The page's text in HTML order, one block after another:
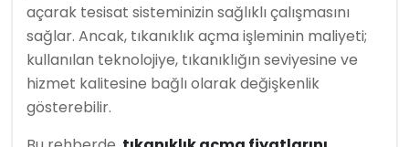
açarak tesisat sisteminizin sağlıklı çalışmasını
sağlar. Ancak, tıkanıklık açma işleminin maliyeti;
kullanılan teknolojiye, tıkanıklığın seviyesine ve
hizmet kalitesine bağlı olarak değişkenlik
gösterebilir.